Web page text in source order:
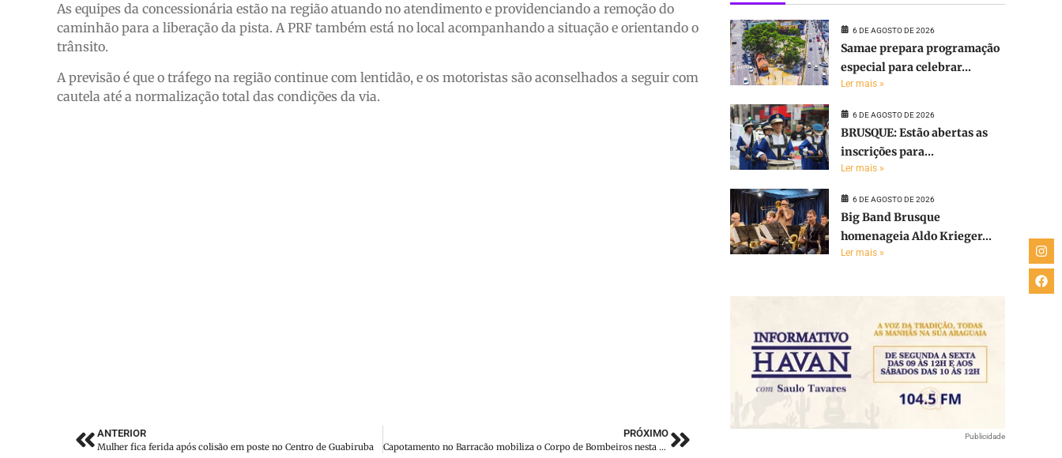
As equipes da concessionária estão na região atuando no atendimento e providenciando a remoção do
caminhão para a liberação da pista. A PRF também está no local acompanhando a situação e orientando o
trânsito.
A previsão é que o tráfego na região continue com lentidão, e os motoristas são aconselhados a seguir com
cautela até a normalização total das condições da via.
ANTERIOR
Mulher fica ferida após colisão em poste no Centro de Guabiruba
PRÓXIMO
Capotamento no Barracão mobiliza o Corpo de Bombeiros nesta quarta-feira (28/5)
6 DE AGOSTO DE 2026
Samae prepara programação
especial para celebrar...
Ler mais »
6 DE AGOSTO DE 2026
BRUSQUE: Estão abertas as
inscrições para...
Ler mais »
6 DE AGOSTO DE 2026
Big Band Brusque
homenageia Aldo Krieger...
Ler mais »
Publicidade